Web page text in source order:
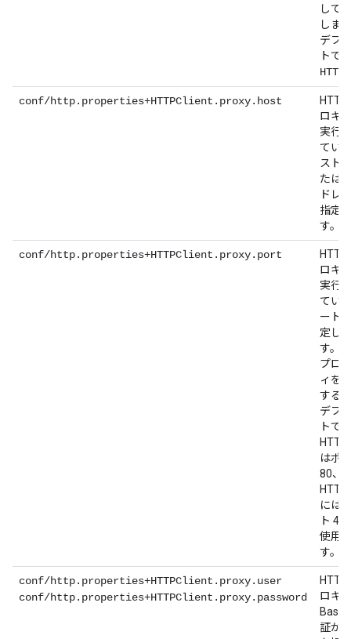
して
しま
デフ
トで
HTTP
conf/http.properties+HTTPClient.proxy.host
HTTP
ロキ
実行
てい
スト
たは
ドレ
指定
す。
conf/http.properties+HTTPClient.proxy.port
HTTP
ロキ
実行
てい
ート
定し
す。
プロ
ィを
する
デフ
トで
HTTP
はポ
80、
には
ト
使用
す。
conf/http.properties+HTTPClient.proxy.user
conf/http.properties+HTTPClient.proxy.password
HTTP
ロキ
Basic
証が